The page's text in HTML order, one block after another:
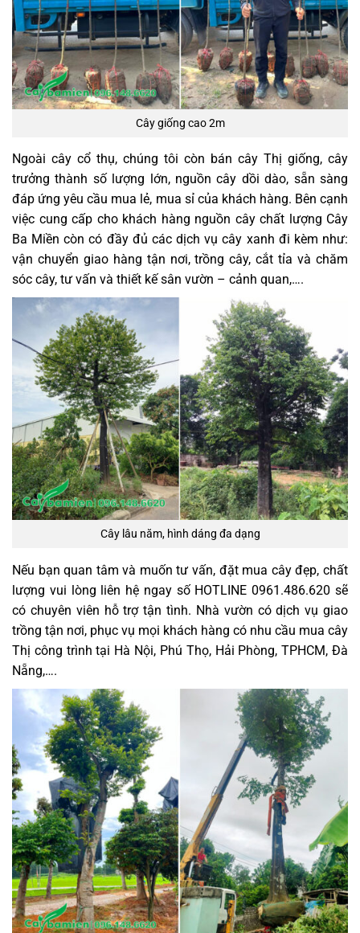
Cây giống cao 2m
Ngoài cây cổ thụ, chúng tôi còn bán cây Thị giống, cây
trưởng thành số lượng lớn, nguồn cây dồi dào, sẵn sàng
đáp ứng yêu cầu mua lẻ, mua sỉ của khách hàng. Bên cạnh
việc cung cấp cho khách hàng nguồn cây chất lượng Cây
Ba Miền còn có đầy đủ các dịch vụ cây xanh đi kèm như:
vận chuyển giao hàng tận nơi, trồng cây, cắt tỉa và chăm
sóc cây, tư vấn và thiết kế sân vườn – cảnh quan,….
Cây lâu năm, hình dáng đa dạng
Nếu bạn quan tâm và muốn tư vấn, đặt mua cây đẹp, chất
lượng vui lòng liên hệ ngay số HOTLINE 0961.486.620 sẽ
có chuyên viên hỗ trợ tận tình. Nhà vườn có dịch vụ giao
trồng tận nơi, phục vụ mọi khách hàng có nhu cầu mua cây
Thị công trình tại Hà Nội, Phú Thọ, Hải Phòng, TPHCM, Đà
Nẵng,….